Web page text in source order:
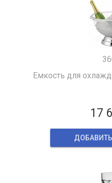
Емкость для
17